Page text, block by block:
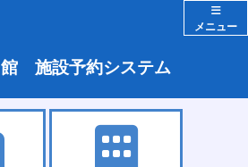
メニュー
施設予約システム